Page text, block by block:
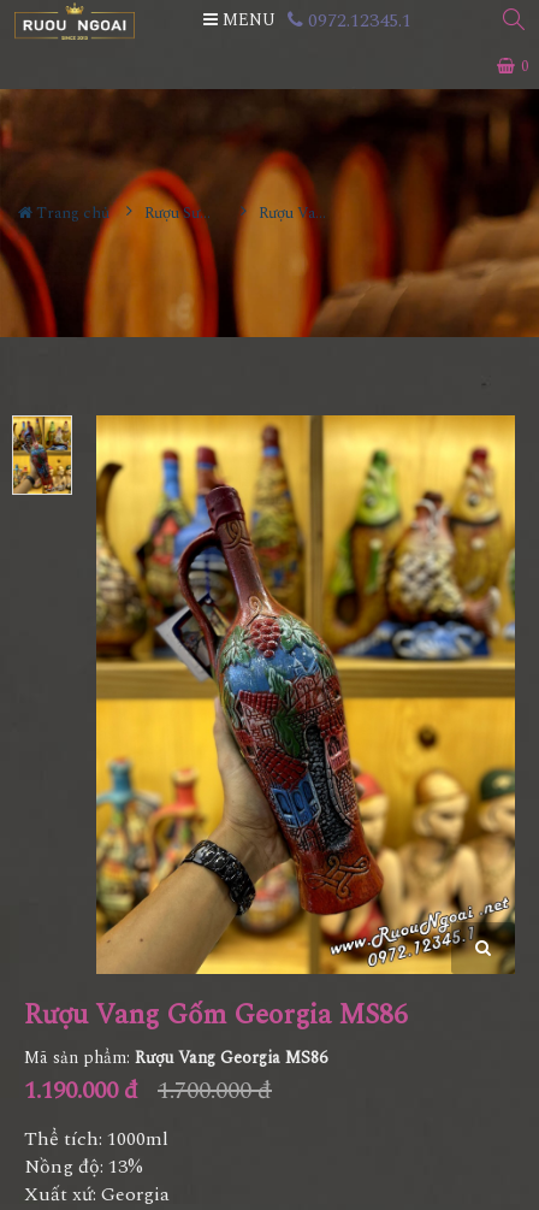
0
MENU 0972.12345.1
Trang chủ Rượu Sưu Tầm - Nga Rượu Vang Gốm Georgia MS86
Rượu Vang Gốm Georgia MS86
Mã sản phẩm: Rượu Vang Georgia MS86
1.190.000 đ 1.700.000 đ
Thể tích: 1000ml
Nồng độ: 13%
Xuất xứ: Georgia